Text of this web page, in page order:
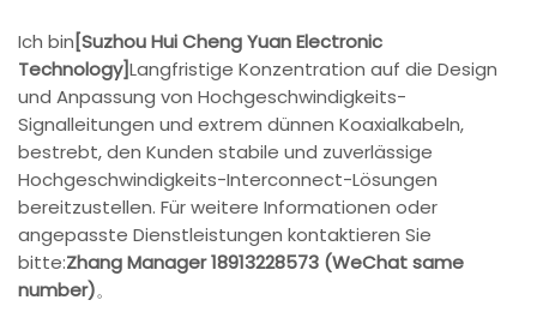
Ich bin[Suzhou Hui Cheng Yuan Electronic
Technology]Langfristige Konzentration auf die Design
und Anpassung von Hochgeschwindigkeits-
Signalleitungen und extrem dünnen Koaxialkabeln,
bestrebt, den Kunden stabile und zuverlässige
Hochgeschwindigkeits-Interconnect-Lösungen
bereitzustellen. Für weitere Informationen oder
angepasste Dienstleistungen kontaktieren Sie
bitte:Zhang Manager 18913228573 (WeChat same
number)。